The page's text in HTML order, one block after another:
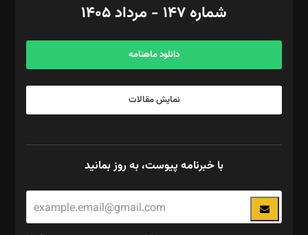
آگهی و مشترکین: ۰۹۱۹۹۹۹۰۴۵۴
شماره ۱۴۷ - مرداد ۱۴۰۵
دانلود ماهنامه
نمایش مقالات
با خبرنامه پیوست، به روز بمانید